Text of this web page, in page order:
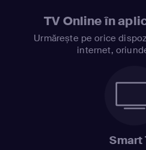
TV Online în
Urmărește pe orice
internet,
Smart